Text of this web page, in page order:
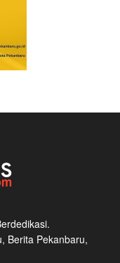
Berita Pekanbaru,